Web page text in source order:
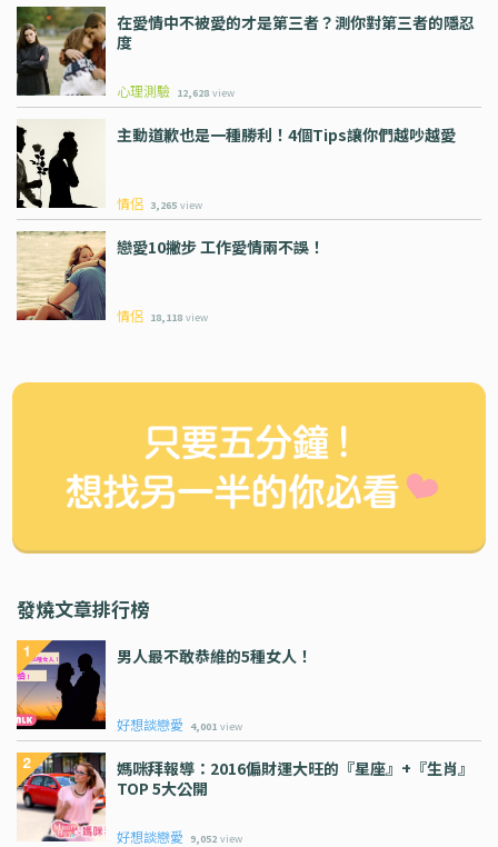
在愛情中不被愛的才是第三者？測你對第三者的隱忍
度
心理測驗 12,628 view
主動道歉也是一種勝利！4個Tips讓你們越吵越愛
情侶 3,265 view
戀愛10撇步 工作愛情兩不誤！
情侶 18,118 view
發燒文章排行榜
男人最不敢恭維的5種女人！
好想談戀愛 4,001 view
媽咪拜報導：2016偏財運大旺的『星座』+『生肖』
TOP 5大公開
好想談戀愛 9,052 view